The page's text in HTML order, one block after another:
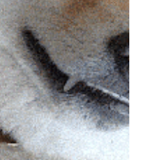
閉じる
ード済みの方
く